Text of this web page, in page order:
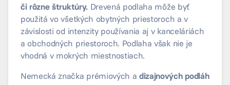
či rôzne štruktúry. Drevená podlaha môže byť
použitá vo všetkých obytných priestoroch a v
závislosti od intenzity používania aj v kanceláriách
a obchodných priestoroch. Podlaha však nie je
vhodná v mokrých miestnostiach.
Nemecká značka prémiových adizajnových podláh